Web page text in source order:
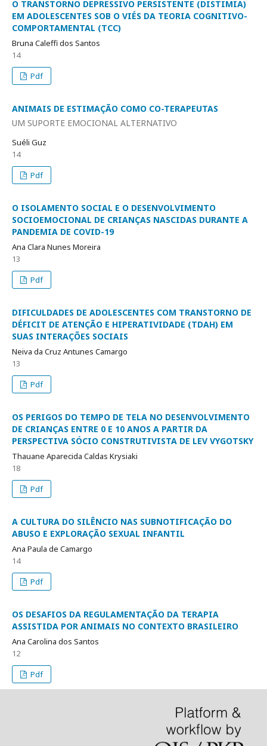
O TRANSTORNO DEPRESSIVO PERSISTENTE (DISTIMIA)
EM ADOLESCENTES SOB O VIÉS DA TEORIA COGNITIVO-
COMPORTAMENTAL (TCC)
Bruna Caleffi dos Santos
14
Pdf
ANIMAIS DE ESTIMAÇÃO COMO CO-TERAPEUTAS
UM SUPORTE EMOCIONAL ALTERNATIVO
Suéli Guz
14
Pdf
O ISOLAMENTO SOCIAL E O DESENVOLVIMENTO
SOCIOEMOCIONAL DE CRIANÇAS NASCIDAS DURANTE A
PANDEMIA DE COVID-19
Ana Clara Nunes Moreira
13
Pdf
DIFICULDADES DE ADOLESCENTES COM TRANSTORNO DE
DÉFICIT DE ATENÇÃO E HIPERATIVIDADE (TDAH) EM
SUAS INTERAÇÕES SOCIAIS
Neiva da Cruz Antunes Camargo
13
Pdf
OS PERIGOS DO TEMPO DE TELA NO DESENVOLVIMENTO
DE CRIANÇAS ENTRE 0 E 10 ANOS A PARTIR DA
PERSPECTIVA SÓCIO CONSTRUTIVISTA DE LEV VYGOTSKY
Thauane Aparecida Caldas Krysiaki
18
Pdf
A CULTURA DO SILÊNCIO NAS SUBNOTIFICAÇÃO DO
ABUSO E EXPLORAÇÃO SEXUAL INFANTIL
Ana Paula de Camargo
14
Pdf
OS DESAFIOS DA REGULAMENTAÇÃO DA TERAPIA
ASSISTIDA POR ANIMAIS NO CONTEXTO BRASILEIRO
Ana Carolina dos Santos
12
Pdf